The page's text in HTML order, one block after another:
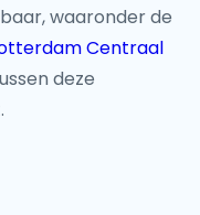
waaronder de
Centraal
deze